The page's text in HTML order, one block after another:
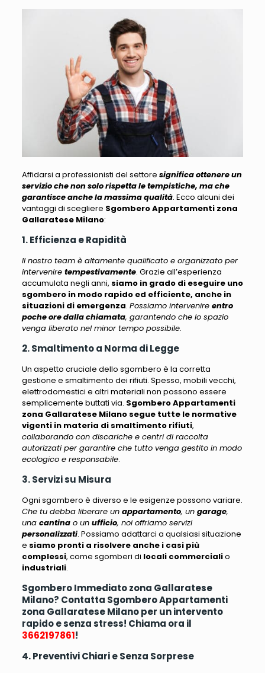
Affidarsi a professionisti del settore significa ottenere un
servizio che non solo rispetta le tempistiche, ma che
garantisce anche la massima qualità. Ecco alcuni dei
vantaggi di scegliere Sgombero Appartamenti zona
Gallaratese Milano:
1. Efficienza e Rapidità
Il nostro team è altamente qualificato e organizzato per
intervenire tempestivamente. Grazie all’esperienza
accumulata negli anni, siamo in grado di eseguire uno
sgombero in modo rapido ed efficiente, anche in
situazioni di emergenza. Possiamo intervenire entro
poche ore dalla chiamata, garantendo che lo spazio
venga liberato nel minor tempo possibile.
2. Smaltimento a Norma di Legge
Un aspetto cruciale dello sgombero è la corretta
gestione e smaltimento dei rifiuti. Spesso, mobili vecchi,
elettrodomestici e altri materiali non possono essere
semplicemente buttati via. Sgombero Appartamenti
zona Gallaratese Milano segue tutte le normative
vigenti in materia di smaltimento rifiuti,
collaborando con discariche e centri di raccolta
autorizzati per garantire che tutto venga gestito in modo
ecologico e responsabile.
3. Servizi su Misura
Ogni sgombero è diverso e le esigenze possono variare.
Che tu debba liberare un appartamento, un garage,
una cantinao un ufficio, noi offriamo servizi
personalizzati. Possiamo adattarci a qualsiasi situazione
e siamo pronti a risolvere anche i casi più
complessi, come sgomberi di locali commercialio
industriali.
Sgombero Immediato zona Gallaratese
Milano? Contatta Sgombero Appartamenti
zona Gallaratese Milano per un intervento
rapido e senza stress! Chiama ora il
3662197861!
4. Preventivi Chiari e Senza Sorprese